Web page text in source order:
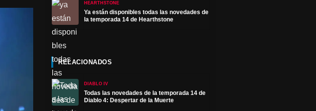
HEARTHSTONE
Ya están disponibles todas las novedades de
la temporada 14 de Hearthstone
RELACIONADOS
DIABLO IV
Todas las novedades de la temporada 14 de
Diablo 4: Despertar de la Muerte